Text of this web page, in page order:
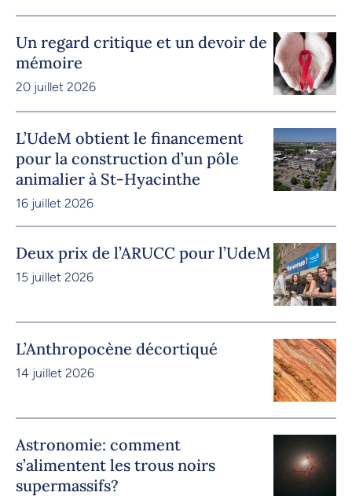
Un regard critique et un devoir de
mémoire
20 juillet 2026
L’UdeM obtient le financement
pour la construction d’un pôle
animalier à St-Hyacinthe
16 juillet 2026
Deux prix de l’ARUCC pour l’UdeM
15 juillet 2026
L’Anthropocène décortiqué
14 juillet 2026
Astronomie: comment
s’alimentent les trous noirs
supermassifs?